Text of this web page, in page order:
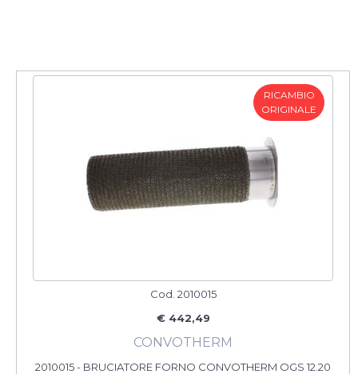
RICAMBIO
ORIGINALE
Cod. 2010015
€ 442,49
CONVOTHERM
2010015 - BRUCIATORE FORNO CONVOTHERM OGS 12.20